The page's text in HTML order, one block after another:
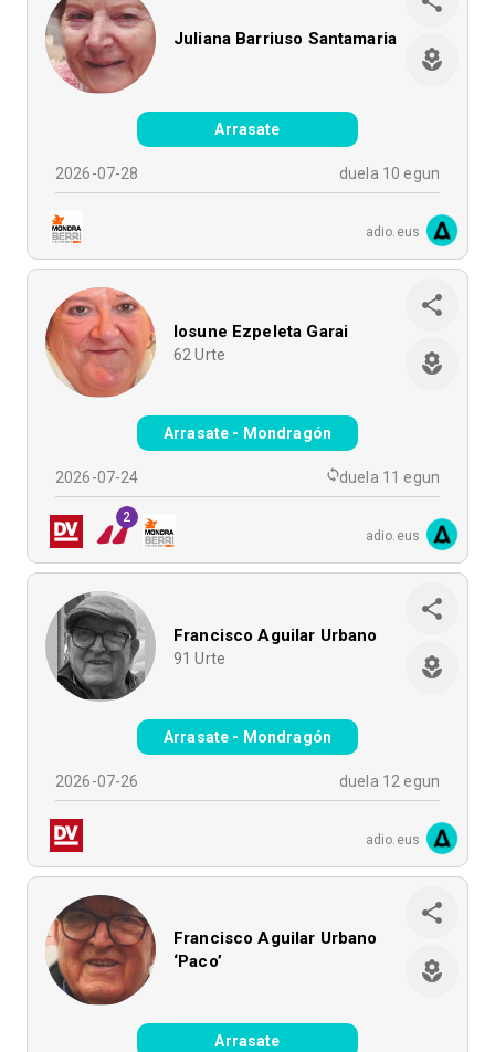
Juliana Barriuso Santamaria
Arrasate
2026-07-28 duela 10 egun
adio.eus
Iosune Ezpeleta Garai
62 Urte
Arrasate - Mondragón
2026-07-24 duela 11 egun
2
adio.eus
Francisco Aguilar Urbano
91 Urte
Arrasate - Mondragón
2026-07-26 duela 12 egun
adio.eus
Francisco Aguilar Urbano
‘Paco’
Arrasate